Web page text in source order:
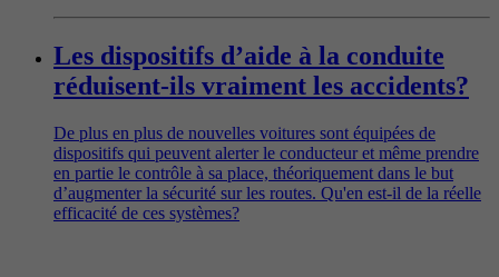
Les dispositifs d’aide à la conduite
réduisent-ils vraiment les accidents?
De plus en plus de nouvelles voitures sont équipées de
dispositifs qui peuvent alerter le conducteur et même prendre
en partie le contrôle à sa place, théoriquement dans le but
d’augmenter la sécurité sur les routes. Qu'en est-il de la réelle
efficacité de ces systèmes?